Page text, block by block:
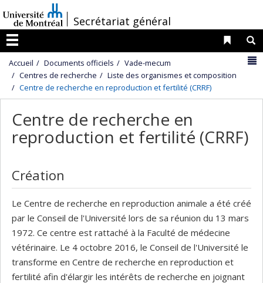
au
contenu
/
Secrétariat général
Menu
Liens
Accueil Documents officiels
Vade-mecum
Centres de recherche
Liste des organismes et composition
Centre de recherche en reproduction et fertilité (CRRF)
Centre de recherche en
reproduction et fertilité (CRRF)
Création
Le Centre de recherche en reproduction animale a été créé
par le Conseil de l'Université lors de sa réunion du 13 mars
1972. Ce centre est rattaché à la Faculté de médecine
vétérinaire. Le 4 octobre 2016, le Conseil de l'Université le
transforme en Centre de recherche en reproduction et
fertilité afin d'élargir les intérêts de recherche en joignant